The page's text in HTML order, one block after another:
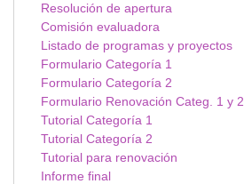
Resolución de apertura
Comisión evaluadora
Listado de programas y proyectos
Formulario Categoría 1
Formulario Categoría 2
Formulario Renovación Categ. 1 y 2
Tutorial Categoría 1
Tutorial Categoría 2
Tutorial para renovación
Informe final